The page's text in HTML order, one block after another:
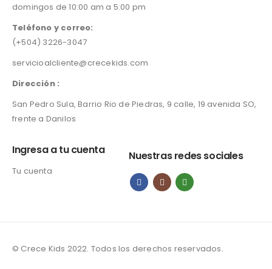
e
L
0
i
3
0
domingos de 10:00 am a 5:00 pm
Teléfono y correo:
(+504) 3226-3047
servicioalcliente@crecekids.com
Dirección :
San Pedro Sula, Barrio Rio de Piedras, 9 calle, 19 avenida SO,
frente a Danilos
Ingresa a tu cuenta
Tu cuenta
Nuestras redes sociales
© Crece Kids 2022. Todos los derechos reservados.